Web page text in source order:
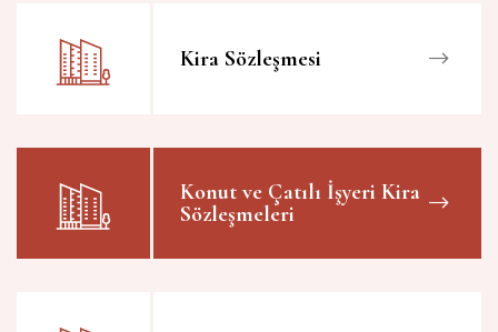
Kira Sözleşmesi
Konut ve Çatılı İşyeri Kira
Sözleşmeleri